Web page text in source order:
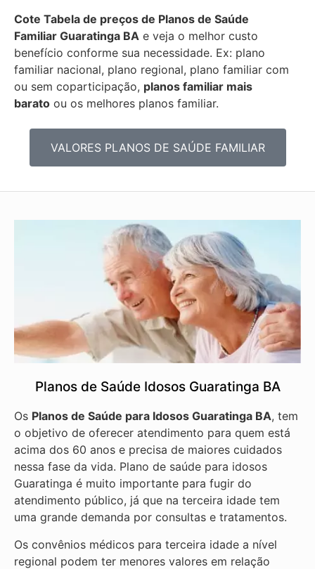
Cote Tabela de preços de Planos de Saúde
Familiar Guaratinga BA e veja o melhor custo
benefício conforme sua necessidade. Ex: plano
familiar nacional, plano regional, plano familiar com
ou sem coparticipação, planos familiar mais
barato ou os melhores planos familiar.
VALORES PLANOS DE SAÚDE FAMILIAR
Planos de Saúde Idosos Guaratinga BA
Os Planos de Saúde para Idosos Guaratinga BA, tem
o objetivo de oferecer atendimento para quem está
acima dos 60 anos e precisa de maiores cuidados
nessa fase da vida. Plano de saúde para idosos
Guaratinga é muito importante para fugir do
atendimento público, já que na terceira idade tem
uma grande demanda por consultas e tratamentos.
Os convênios médicos para terceira idade a nível
regional podem ter menores valores em relação